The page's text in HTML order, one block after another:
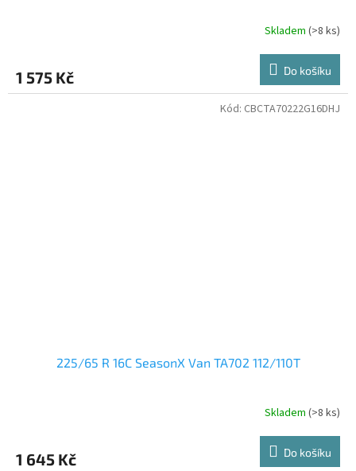
Skladem (>8 ks)
1 575 Kč Do košíku
225/65 R 16C SeasonX Van TA702 112/110T
Skladem (>8 ks)
1 645 Kč Do košíku
Kód: CBCTA70222G16DHJ